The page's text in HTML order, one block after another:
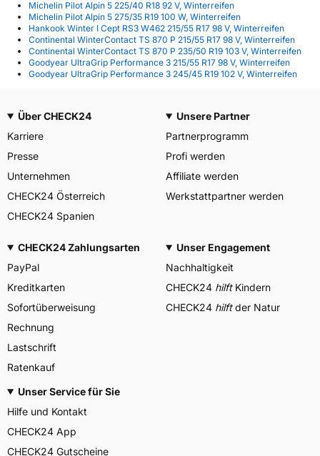
Michelin Pilot Alpin 5 225/40 R18 92 V, Winterreifen
Michelin Pilot Alpin 5 275/35 R19 100 W, Winterreifen
Hankook Winter I Cept RS3 W462 215/55 R17 98 V, Winterreifen
Continental WinterContact TS 870 P 215/55 R17 98 V, Winterreifen
Continental WinterContact TS 870 P 235/50 R19 103 V, Winterreifen
Goodyear UltraGrip Performance 3 215/55 R17 98 V, Winterreifen
Goodyear UltraGrip Performance 3 245/45 R19 102 V, Winterreifen
Über CHECK24
Karriere
Presse
Unternehmen
CHECK24 Österreich
CHECK24 Spanien
Unsere Partner
Partnerprogramm
Profi werden
Affiliate werden
Werkstattpartner werden
CHECK24 Zahlungsarten
PayPal
Kreditkarten
Sofortüberweisung
Rechnung
Lastschrift
Ratenkauf
Unser Engagement
Nachhaltigkeit
CHECK24 hilftKindern
CHECK24 hilftder Natur
Unser Service für Sie
Hilfe und Kontakt
CHECK24 App
CHECK24 Gutscheine